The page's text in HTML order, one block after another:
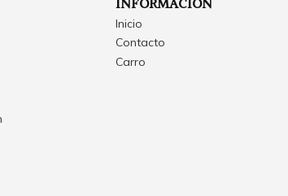
Inicio
Contacto
Carro